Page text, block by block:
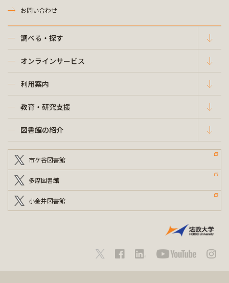
お問い合わせ
調べる・探す
オンラインサービス
利用案内
教育・研究支援
図書館の紹介
市ケ谷図書館
多摩図書館
小金井図書館